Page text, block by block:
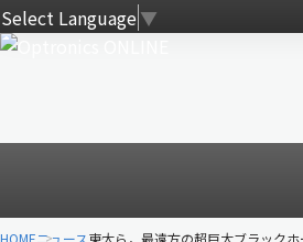
Select Language▼
HOMEニュース東大ら，最遠方の超巨大ブラック